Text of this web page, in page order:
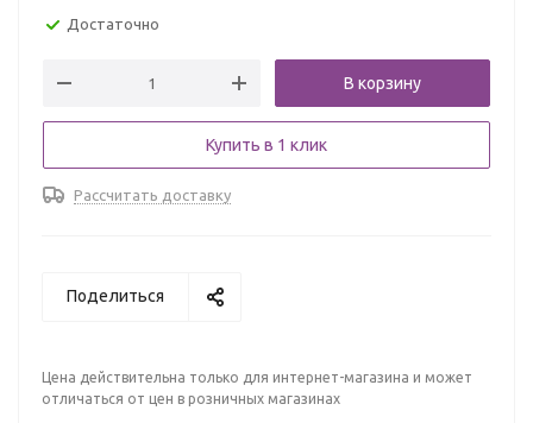
Достаточно
В корзину
Купить в 1 клик
Рассчитать доставку
Поделиться
Цена действительна только для интернет-магазина и может
отличаться от цен в розничных магазинах